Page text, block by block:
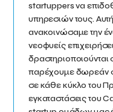
startuppers να
υπηρεσιών τους.
ανακοινώσαμε την
νεοφυείς
δραστηριοποιούνται
παρέχουμε δωρεάν
σε κάθε κύκλο του
εγκαταστάσεις του